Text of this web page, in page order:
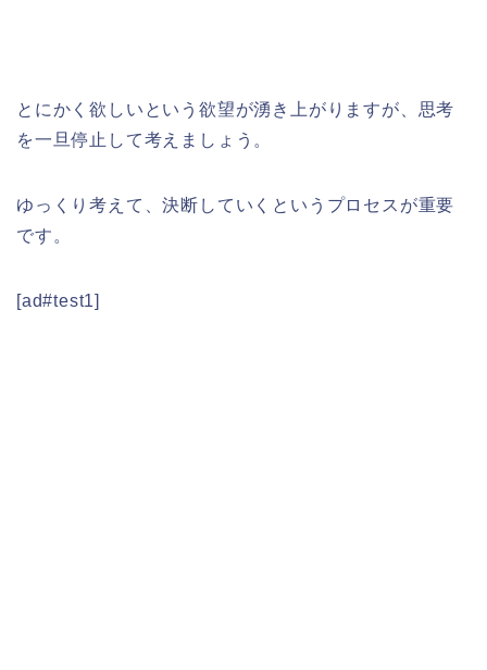
とにかく欲しいという欲望が湧き上がりますが、思考
を一旦停止して考えましょう。
ゆっくり考えて、決断していくというプロセスが重要
です。
[ad#test1]